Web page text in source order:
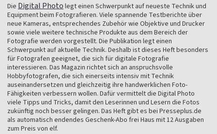
Die Digital Photo legt einen Schwerpunkt auf neueste Technik und
Equipment beim Fotografieren. Viele spannende Testberichte über
neue Kameras, entsprechendes Zubehör wie Objektive und Drucker
sowie viele weitere technische Produkte aus dem Bereich der
Fotografie werden vorgestellt. Die Publikation legt einen
Schwerpunkt auf aktuelle Technik. Deshalb ist dieses Heft besonders
für Fotografen geeignet, die sich für digitale Fotografie
interessieren. Das Magazin richtet sich an anspruchsvolle
Hobbyfotografen, die sich einerseits intensiv mit Technik
auseinandersetzen und gleichzeitig ihre handwerklichen Foto-
Fähigkeiten verbessern wollen. Dafür vermittelt die Digital Photo
viele Tipps und Tricks, damit den Leserinnen und Lesern die Fotos
zukünftig noch besser gelingen. Das Heft gibt es bei Presseplus.de
als automatisch endendes Geschenk-Abo frei Haus mit 12 Ausgaben
zum Preis von elf.